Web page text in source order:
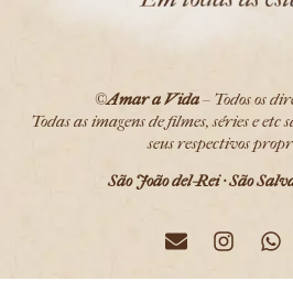
©Amar a Vida– Todos os
Todas as imagens de filmes, séries e
seus respectivos
São João del-Rei · São